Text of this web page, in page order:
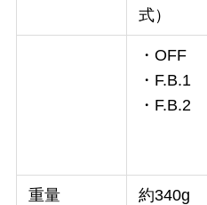
式）
・OFF
・F.B.1
・F.B.2
重量 約340g